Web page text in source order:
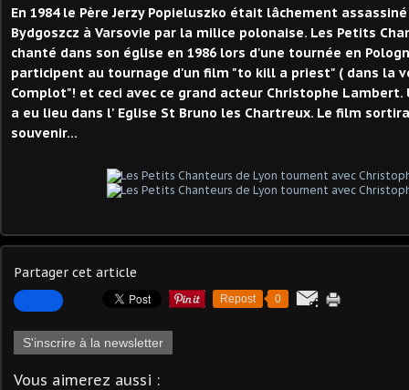
En 1984 le Père Jerzy Popieluszko était lâchement
Bydgoszcz à Varsovie par la milice polonaise. Les Petits
chanté dans son église en 1986 lors d'une tournée en
participent au tournage d'un film "to kill a priest" ( dans la
Complot"! et ceci avec ce grand acteur Christophe
a eu lieu dans l' Eglise St Bruno les Chartreux. Le film
souvenir...
Partager cet article
Repost 0
S'inscrire à la newsletter
Vous aimerez aussi :